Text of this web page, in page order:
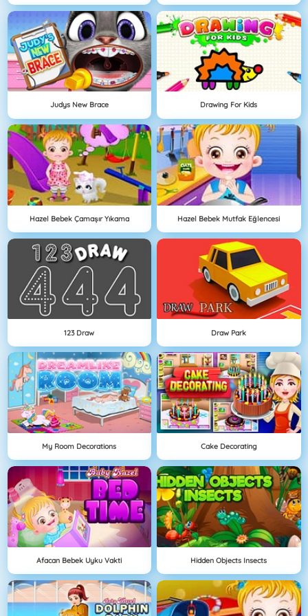
Judys New Brace Drawing For Kids
Hazel Bebek Çamaşır Yıkama Hazel Bebek Mutfak Eğlencesi
123 Draw Draw Park
My Room Decorations Cake Decorating
Afacan Bebek Uyku Vakti Hidden Objects Insects